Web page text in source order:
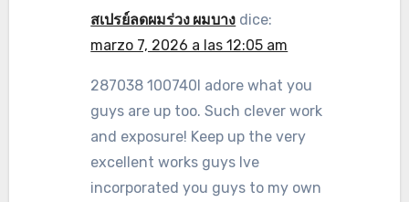
สเปรย์ลดผมร่วง ผมบาง dice:
marzo 7, 2026 a las 12:05 am
287038 100740I adore what you
guys are up too. Such clever work
and exposure! Keep up the very
excellent works guys Ive
incorporated you guys to my own